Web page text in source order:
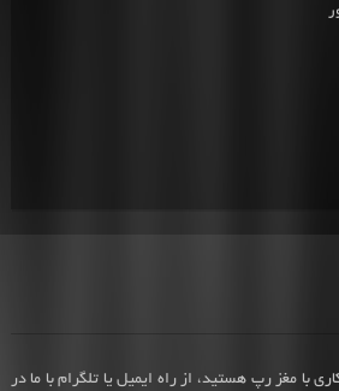
با مغز رپ هستید، از راه ایمیل یا تلگرام با ما در